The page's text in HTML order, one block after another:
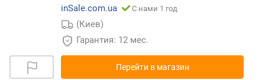
inSale.com.ua
С нами 1 год
(Киев)
Гарантия: 12 мес.
Перейти в магазин